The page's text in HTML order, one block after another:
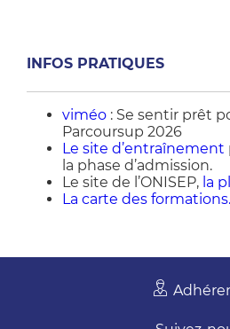
INFOS PRATIQUES
viméo : Se sentir prêt
Parcoursup 2026
Le site d’entraînement
la phase d’admission.
Le site de l’ONISEP, la
La carte des formations.